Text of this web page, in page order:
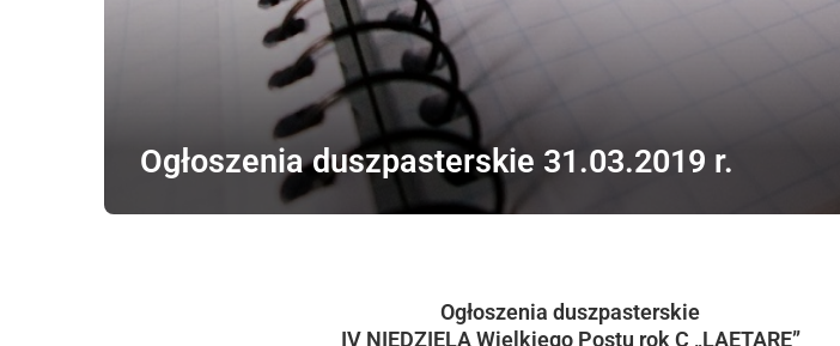
Ogłoszenia duszpasterskie 31.03.2019 r.
Ogłoszenia duszpasterskie
IV NIEDZIELA Wielkiego Postu rok C „LAETARE”